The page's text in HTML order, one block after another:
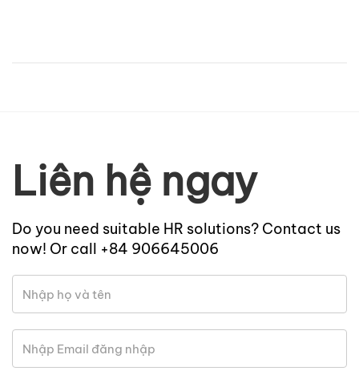
Liên hệ ngay
Do you need suitable HR solutions? Contact us
now! Or call +84 906645006